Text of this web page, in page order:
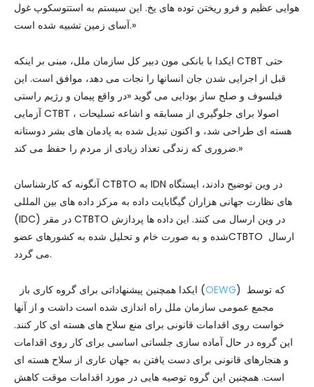
هوایی عظیم و فرو ریختن توده های یخ. این سیستم به استتوسکوپ غول
آسای زمین تشبیه شده است.»
ایکدا با بانکی مون دبیر کل سازمان ملل، مبنی بر اینکه CTBT حتی
قبل از اجرایی شدن جان انسانها را نجات می دهد، موافق است. این
فیلسوف و صلح ساز بودایی می گوید «در واقع پیمان و رژیم راستی
آزمایی CTBT ، اصولا برای جلوگیری از مسابقه و اشاعه تسلیحات
هسته ای طراحی شد، و اکنون تبدیل شده به پادمان های بشر دوستانه
ضروری که زندگی تعداد زیادی از مردم را حفظ می کند.»
آنگونه که کارشناسان CTBTO به IDN در وین توضیح دادند، ایستگاه
های نظارت جهانی هزاران گیگابایت داده به مرکز داده های بین المللی
(IDC) در مقر CTBTO در وین ارسال می کنند. این داده ها پردازش
شده و به صورت خام و تحلیل شده به کشورهای عضوCTBTO ارسال
می گردد.
ایکدا همچنین پیشنهاداتی برای گروه کاری باز (OEWG) که توسط
مجمع عمومی سازمان ملل راه اندازی شده است داشت و از آنها
خواست روی اقدامات قانونی برای منع سلاح های هسته ای کار کنند.
این گروه در حال آماده سازی جلساتی اساسی برای کار روی اقدامات
و هنجارهای قانونی برای دست یافتن به جهان عاری از سلاح هسته ای
است. همچنین این گروه توصیه هایی در مورد اقدامات موقت کاهش